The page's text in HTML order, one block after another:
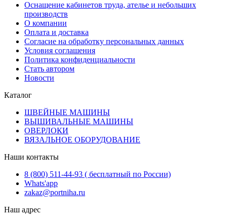
Оснащение кабинетов труда, ателье и небольших
производств
О компании
Оплата и доставка
Согласие на обработку персональных данных
Условия соглашения
Политика конфиденциальности
Стать автором
Новости
Каталог
ШВЕЙНЫЕ МАШИНЫ
ВЫШИВАЛЬНЫЕ МАШИНЫ
ОВЕРЛОКИ
ВЯЗАЛЬНОЕ ОБОРУДОВАНИЕ
Наши контакты
8 (800) 511-44-93 ( бесплатный по России)
Whats'app
zakaz@portniha.ru
Наш адрес